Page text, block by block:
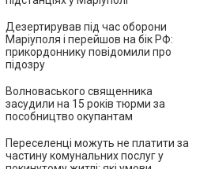
Дезертирував під час оборони
Маріуполя і перейшов на бік РФ:
прикордоннику повідомили про
підозру
Волноваського священника
засудили на 15 років тюрми за
пособництво окупантам
Переселенці можуть не платити за
частину комунальних послуг у